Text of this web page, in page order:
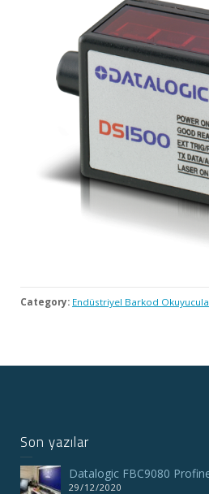
Category: Endüstriyel Barkod
Son yazılar
Datalogic FBC9080
29/12/2020